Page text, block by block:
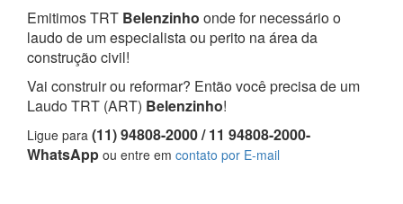
Emitimos TRT Belenzinho onde for necessário o
laudo de um especialista ou perito na área da
construção civil!
Vai construir ou reformar? Então você precisa de um
Laudo TRT (ART) Belenzinho!
Ligue para (11) 94808-2000 / 11 94808-2000-
WhatsApp ou entre em contato por E-mail